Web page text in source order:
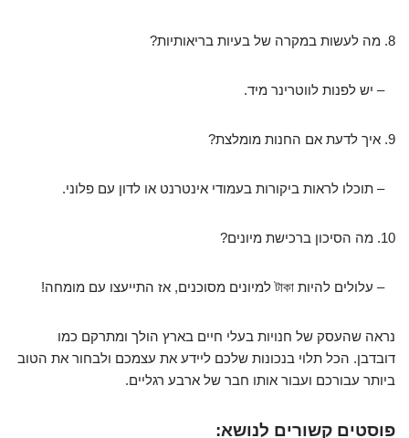
8. מה לעשות במקרה של בעיות בריאותיות?
– יש לפנות לווטרינר מיד.
9. איך לדעת אם החנות מומלצת?
– תוכלו לראות ביקורות בעמודי אינטרנט או לדון עם פלוני.
10. מה הסיכון ברכישת מיונים?
– עלולים להיות টাকা למיונים מסוכנים, אז התייעצו עם מומחה!
נראה שהעסק של חנויות בעלי חיים בארץ הולך ומתרקם כמו
דובדבן. הכל תלוי בנכונות שלכם ליידע את עצמכם ולבחור את הטוב
ביותר עבורכם ועבור אותו חבר של ארבע רגליים.
פוסטים קשורים לנושא: